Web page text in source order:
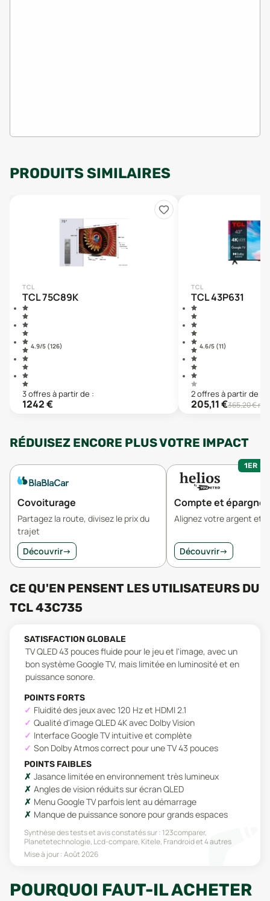
PRODUITS SIMILAIRES
TCL
TCL 75C89K
4.9/5 (126)
3offresà partir de :
1242€
TCL
TCL 43P631
4.6/5 (11)
2offresà partir de :
205,11€365,20€
RÉDUISEZ ENCORE PLUS VOTRE IMPACT
Covoiturage
Partagez la route, divisez le prix du
trajet
Découvrir→
1ER
Compte et épargne
Alignez votre argent et
Découvrir→
CE QU'EN PENSENT LES UTILISATEURS DU
TCL 43C735
SATISFACTION GLOBALE
TV QLED 43 pouces fluide pour le jeu et l'image, avec un
bon système Google TV, mais limitée en luminosité et en
puissance sonore.
POINTS FORTS
Fluidité des jeux avec 120 Hz et HDMI 2.1
Qualité d'image QLED 4K avec Dolby Vision
Interface Google TV intuitive et complète
Son Dolby Atmos correct pour une TV 43 pouces
POINTS FAIBLES
Jasance limitée en environnement très lumineux
Angles de vision réduits sur écran QLED
Menu Google TV parfois lent au démarrage
Manque de puissance sonore pour grands espaces
Synthèse des tests et avis constatés sur : 123comparer,
Planetetechnologie, Lcd-compare, Kitele, Frandroidet 4 autres
Mise à jour :Août 2026
POURQUOI FAUT-IL ACHETER